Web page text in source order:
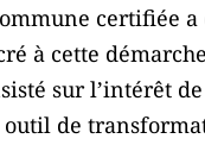
certifiée a
à cette
sur l’intérêt
outil de